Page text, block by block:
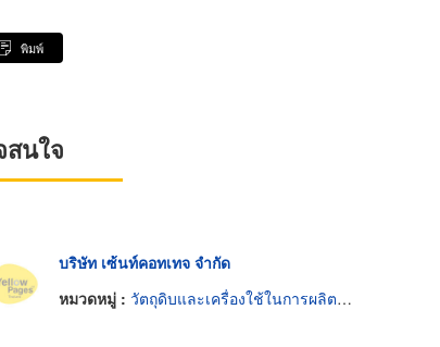
พิมพ์
นใจ
บริษัท เซ้นท์คอทเทจ จำกัด
หมวดหมู่ : วัตถุดิบและเครื่องใช้ในการผลิตน้ำหอม